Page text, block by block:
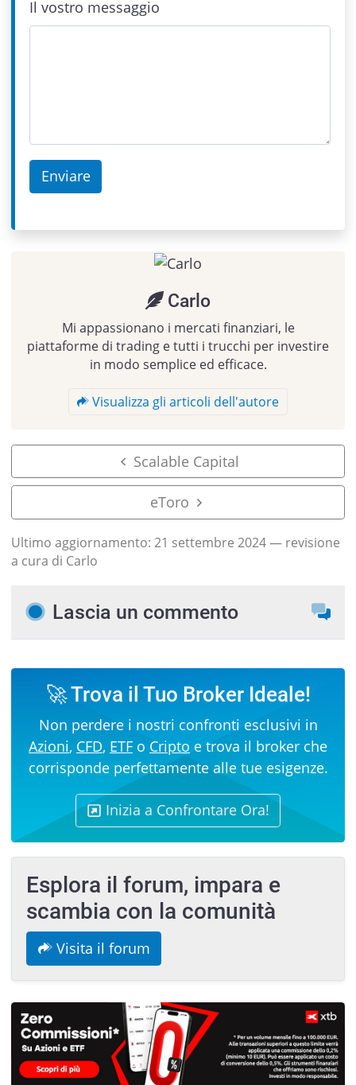
Il vostro messaggio
Carlo
Mi appassionano i mercati finanziari, le
piattaforme di trading e tutti i trucchi per investire
in modo semplice ed efficace.
Visualizza gli articoli dell'autore
Scalable Capital
eToro
Ultimo aggiornamento: 21 settembre 2024— revisione
a cura di Carlo
Lascia un commento
🚀 Trova il Tuo Broker Ideale!
Non perdere i nostri confronti esclusivi in
Azioni, CFD, ETF o Cripto e trova il broker che
corrisponde perfettamente alle tue esigenze.
Inizia a Confrontare Ora!
Esplora il forum, impara e
scambia con la comunità
Visita il forum